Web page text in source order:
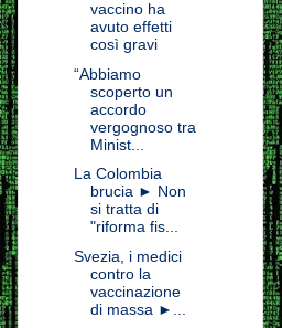
vaccino ha
avuto effetti
così gravi
“Abbiamo
scoperto un
accordo
vergognoso tra
Minist...
La Colombia
brucia ► Non
si tratta di
"riforma fis...
Svezia, i medici
contro la
vaccinazione
di massa ►...